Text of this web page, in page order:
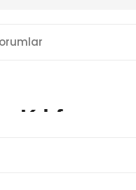
Kılıf